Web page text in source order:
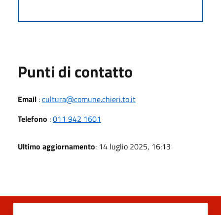
Punti di contatto
Email :cultura@comune.chieri.to.it
Telefono :011 942 1601
Ultimo aggiornamento: 14 luglio 2025, 16:13